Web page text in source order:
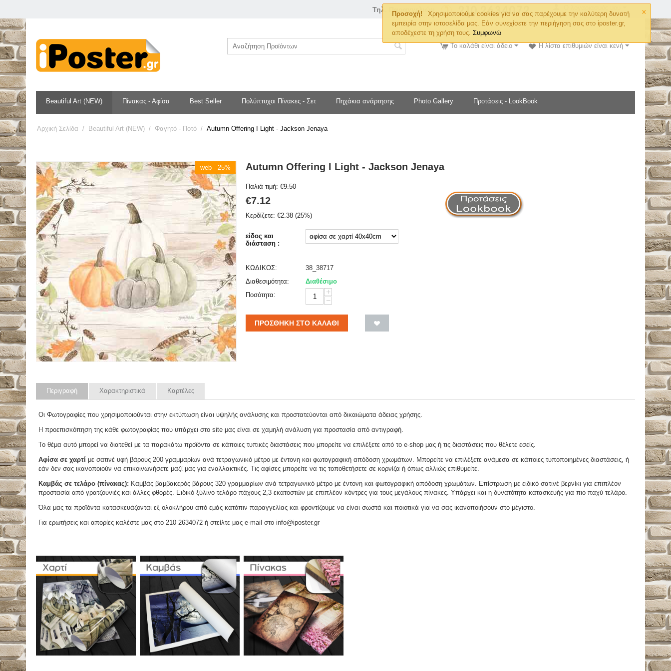
×
Προσοχή!
Χρησιμοποιούμε cookies για να σας παρέχουμε την καλύτερη δυνατή
εμπειρία στην ιστοσελίδα μας. Εάν συνεχίσετε την περιήγηση σας στο iposter.gr,
αποδέχεστε τη χρήση τους.Συμφωνώ
Τηλ. Παραγγελιών
Η λίστα επιθυμιών είναι κενή
Το καλάθι είναι άδειο
Beautiful Art (NEW) Πίνακας - Αφίσα Best Seller Πολύπτυχοι Πίνακες - Σετ Πηχάκια ανάρτησης Photo Gallery Προτάσεις - LookBook
Αρχική Σελίδα / Beautiful Art (NEW) / Φαγητό - Ποτό / Autumn Offering I Light - Jackson Jenaya
web - 25% Autumn Offering I Light - Jackson Jenaya
Παλιά τιμή: €9.50
€7.12
Κερδίζετε: €2.38 (25%)
είδος και
διάσταση :
ΚΩΔΙΚΟΣ:
38_38717
Διαθεσιμότητα:
Διαθέσιμο
Ποσότητα:
+
−
ΠΡΟΣΘΉΚΗ ΣΤΟ ΚΑΛΆΘΙ
Περιγραφή Χαρακτηριστικά Καρτέλες
Οι Φωτογραφίες που χρησιμοποιούνται στην εκτύπωση είναι υψηλής ανάλυσης και προστατεύονται από δικαιώματα άδειας χρήσης.
Η προεπισκόπηση της κάθε φωτογραφίας που υπάρχει στο site μας είναι σε χαμηλή ανάλυση για προστασία από αντιγραφή.
Το θέμα αυτό μπορεί να διατεθεί με τα παρακάτω προϊόντα σε κάποιες τυπικές διαστάσεις που μπορείτε να επιλέξετε από το e-shop μας ή τις διαστάσεις που θέλετε εσείς.
Αφίσα σε χαρτί με σατινέ υφή βάρους 200 γραμμαρίων ανά τετραγωνικό μέτρο με έντονη και φωτογραφική απόδοση χρωμάτων. Μπορείτε να επιλέξετε ανάμεσα σε κάποιες τυποποιημένες διαστάσεις, ή
εάν δεν σας ικανοποιούν να επικοινωνήσετε μαζί μας για εναλλακτικές. Τις αφίσες μπορείτε να τις τοποθετήσετε σε κορνίζα ή όπως αλλιώς επιθυμείτε.
Καμβάς σε τελάρο (πίνακας): Καμβάς βαμβακερός βάρους 320 γραμμαρίων ανά τετραγωνικό μέτρο με έντονη και φωτογραφική απόδοση χρωμάτων. Επίστρωση με ειδικό σατινέ βερνίκι για επιπλέον
προστασία από γρατζουνιές και άλλες φθορές. Ειδικό ξύλινο τελάρο πάχους 2,3 εκατοστών με επιπλέον κόντρες για τους μεγάλους πίνακες. Υπάρχει και η δυνατότητα κατασκευής για πιο παχύ τελάρο.
Όλα μας τα προϊόντα κατασκευάζονται εξ ολοκλήρου από εμάς κατόπιν παραγγελίας και φροντίζουμε να είναι σωστά και ποιοτικά για να σας ικανοποιήσουν στο μέγιστο.
Για ερωτήσεις και απορίες καλέστε μας στο 210 2634072 ή στείλτε μας e-mail στο info@iposter.gr